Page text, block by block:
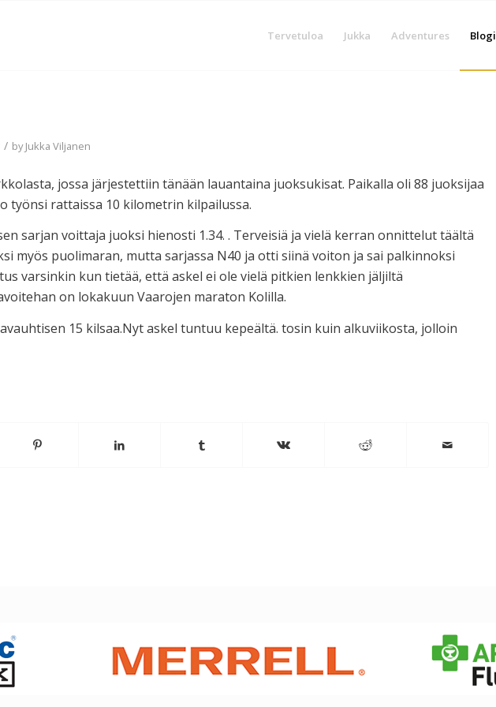
Tervetuloa Jukka Adventures Blogi
/ byJukka Viljanen
jossa järjestettiin tänään lauantaina juoksukisat. Paikalla oli 88 juoksijaa
työnsi rattaissa 10 kilometrin kilpailussa.
sarjan voittaja juoksi hienosti 1.34. . Terveisiä ja vielä kerran onnittelut täältä
myös puolimaran, mutta sarjassa N40 ja otti siinä voiton ja sai palkinnoksi
varsinkin kun tietää, että askel ei ole vielä pitkien lenkkien jäljiltä
on lokakuun Vaarojen maraton Kolilla.
15 kilsaa.Nyt askel tuntuu kepeältä. tosin kuin alkuviikosta, jolloin